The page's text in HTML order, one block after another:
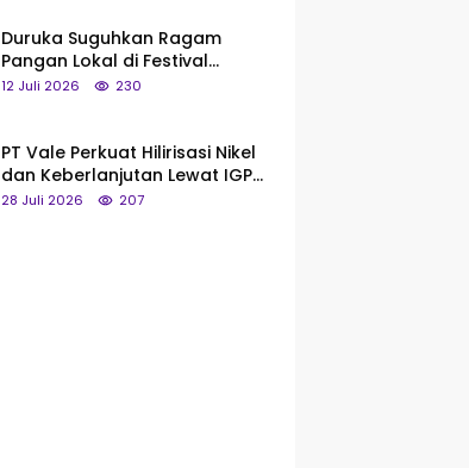
Duruka Suguhkan Ragam
Pangan Lokal di Festival
Liangkobhori, Dari Umbi Rebus
12 Juli 2026 230
PT Vale Perkuat Hilirisasi Nikel
dan Keberlanjutan Lewat IGP
Morowali
28 Juli 2026 207